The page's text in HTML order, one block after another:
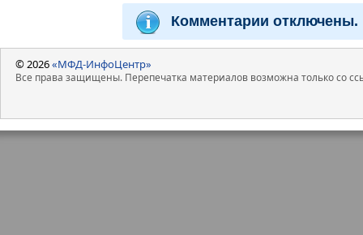
Комментарии отключены.
© 2026«МФД-ИнфоЦентр»
Все права защищены. Перепечатка материалов возможна только со